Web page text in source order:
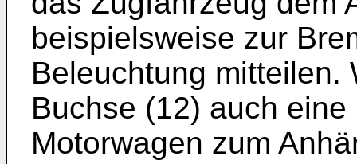
beispielsweise zur
Beleuchtung mitteilen.
Buchse (12) auch
Motorwagen zum